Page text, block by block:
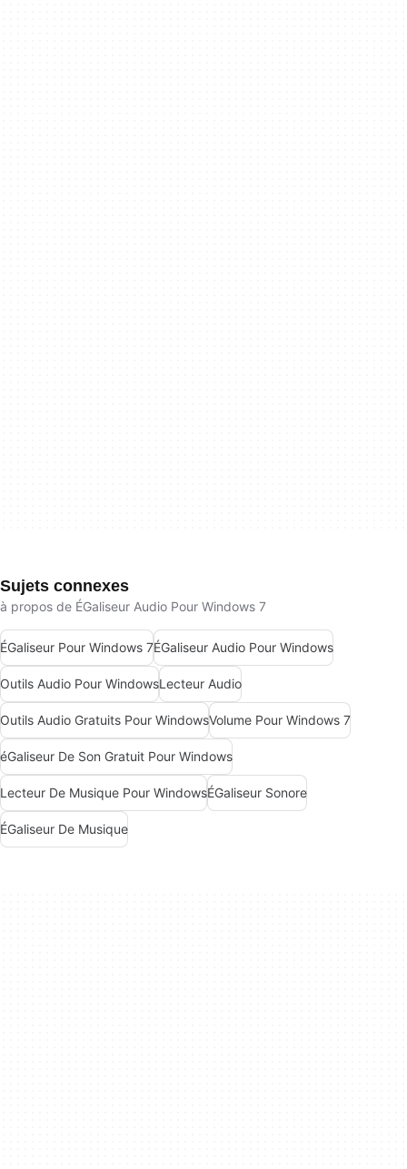
Sujets connexes
à propos de ÉGaliseur Audio Pour Windows 7
ÉGaliseur Pour Windows 7ÉGaliseur Audio Pour Windows
Outils Audio Pour WindowsLecteur Audio
Outils Audio Gratuits Pour WindowsVolume Pour Windows 7
éGaliseur De Son Gratuit Pour Windows
Lecteur De Musique Pour WindowsÉGaliseur Sonore
ÉGaliseur De Musique